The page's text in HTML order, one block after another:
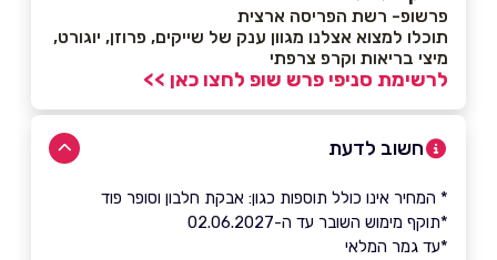
פרשופ- רשת הפריסה ארצית
תוכלו למצוא אצלנו מגוון ענק של שייקים, פרוזן, יוגורט,
מיצי בריאות וקרפ צרפתי
לרשימת סניפי פרש שופ לחצו כאן >>
חשוב לדעת
* המחיר אינו כולל תוספות כגון: אבקת חלבון וסופר פוד
*תוקף מימוש השובר עד ה-02.06.2027
*עד גמר המלאי